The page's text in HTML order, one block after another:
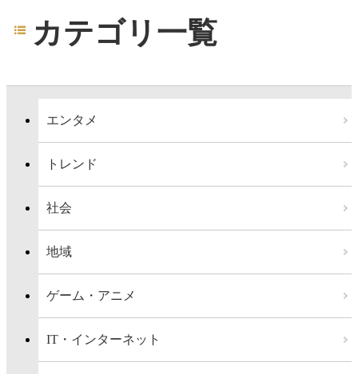
カテゴリ一覧
エンタメ
トレンド
社会
地域
ゲーム・アニメ
IT・インターネット